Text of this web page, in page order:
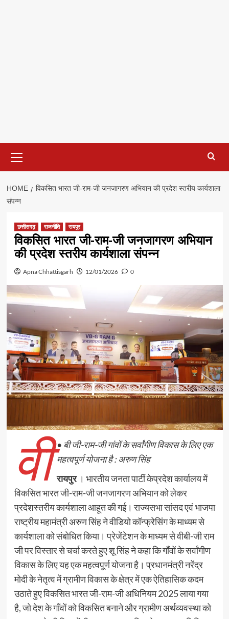
Menu
HOME
विकसित भारत जी-राम-जी जनजागरण अभियान की प्रदेश स्तरीय कार्यशाला
संपन्न
छत्तीसगढ़ राजनीति रायपुर
विकसित भारत जी-राम-जी जनजागरण अभियान
की प्रदेश स्तरीय कार्यशाला संपन्न
Apna Chhattisgarh 12/01/2026 0
•
वी
बी जी-राम-जी गांवों के सर्वांगीण विकास के लिए एक
महत्वपूर्ण योजना है : अरुण सिंह
रायपुर। भारतीय जनता पार्टी केप्रदेश कार्यालय में
विकसित भारत जी-राम-जी जनजागरण अभियान को लेकर
प्रदेशस्तरीय कार्यशाला आहूत की गई। राज्यसभा सांसद एवं भाजपा
राष्ट्रीय महामंत्री अरुण सिंह ने वीडियो कॉन्फ्रेसिंग के माध्यम से
कार्यशाला को संबोधित किया। प्रेजेंटेशन के माध्यम से वीबी-जी राम
जी पर विस्तार से चर्चा करते हुए शू सिंह ने कहा कि गाँवों के सर्वांगीण
विकास के लिए यह एक महत्वपूर्ण योजना है। प्रधानमंत्री नरेंद्र
मोदी के नेतृत्व में ग्रामीण विकास के क्षेत्र में एक ऐतिहासिक कदम
उठाते हुए विकसित भारत जी-राम-जी अधिनियम 2025 लाया गया
है, जो देश के गाँवों को विकसित बनाने और ग्रामीण अर्थव्यवस्था को